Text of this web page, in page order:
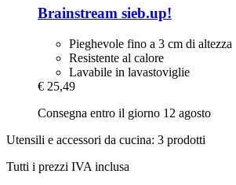
Brainstream sieb.up!
Pieghevole fino a 3 cm di altezza
Resistente al calore
Lavabile in lavastoviglie
€ 25,49
Consegna entro il giorno 12 agosto
Utensili e accessori da cucina: 3 prodotti
Tutti i prezzi IVA inclusa